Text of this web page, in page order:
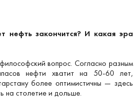
нефть закончится? И какая эра
вопрос. Согласно разным
нефти хватит на 50-60 лет,
более оптимистичны — здесь
на столетие и дольше.